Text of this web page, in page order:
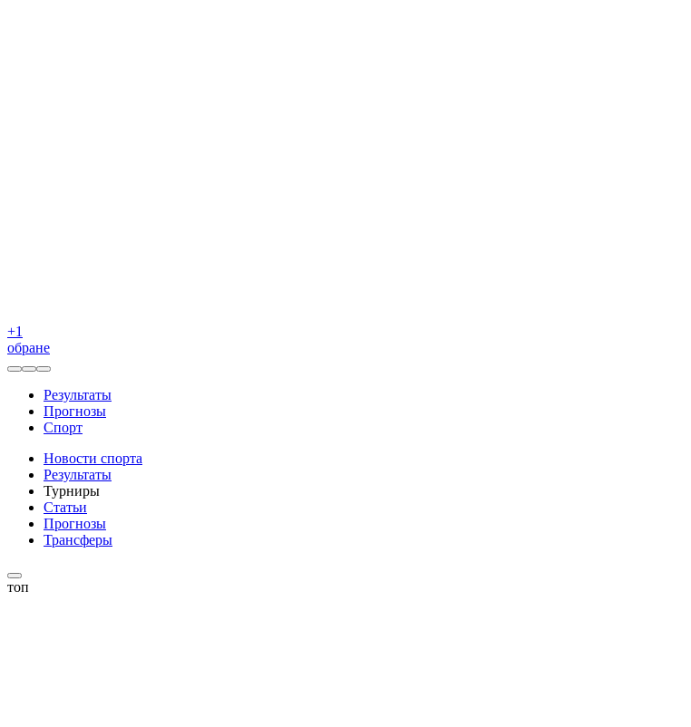
+1
обране
Результаты
Прогнозы
Спорт
Новости спорта
Результаты
Турниры
Статьи
Прогнозы
Трансферы
топ